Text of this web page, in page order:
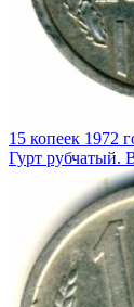
15 копеек 1972
Гурт рубчатый.